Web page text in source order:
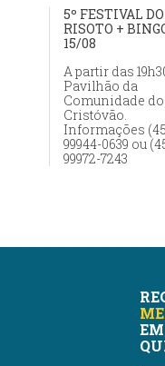
5º FESTIVAL DO
RISOTO +
15/08
A partir das
Pavilhão da
Comunidade do
Cristóvão.
Informações
99944-0639 ou
99972-7243